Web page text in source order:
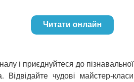
Читати онлайн
і приєднуйтеся до пізнавальної
чудові майстер-класи